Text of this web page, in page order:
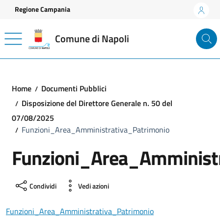
Vai ai contenuti
Vai al footer
Regione Campania
Comune di Napoli
Home
Documenti Pubblici
Disposizione del Direttore Generale n. 50 del
07/08/2025
Funzioni_Area_Amministrativa_Patrimonio
Condividi Vedi azioni
Funzioni_Area_Amministrativa_Patrimonio